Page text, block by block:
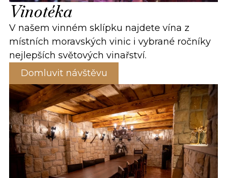
Vinotéka
V našem vinném sklípku najdete vína z
místních moravských vinic i vybrané ročníky
nejlepších světových vinařství.
Domluvit návštěvu